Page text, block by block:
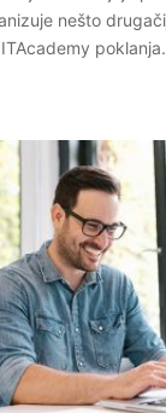
nešto